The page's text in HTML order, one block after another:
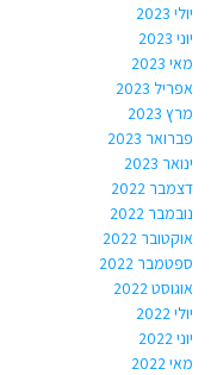
יולי 2023
יוני 2023
מאי 2023
אפריל 2023
מרץ 2023
פברואר 2023
ינואר 2023
דצמבר 2022
נובמבר 2022
אוקטובר 2022
ספטמבר 2022
אוגוסט 2022
יולי 2022
יוני 2022
מאי 2022